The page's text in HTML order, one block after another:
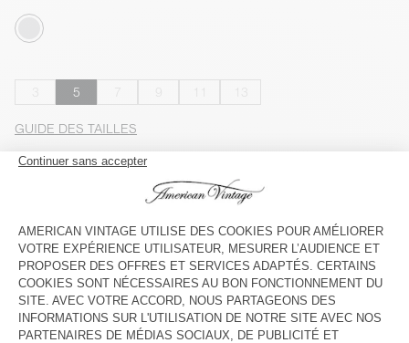
5
GUIDE DES TAILLES
Livraison estiméeentre le mercredi 12 août et le vendredi 14
VOIR LA DISPONIBILITE EN MAGASIN
VOIR LE LOOK